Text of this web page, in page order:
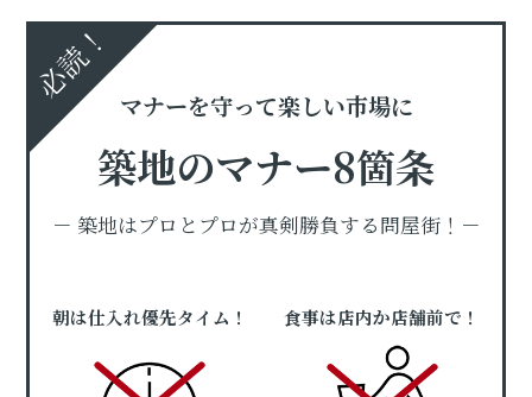
必読！
マナーを守って楽しい市場に
築地のマナー8箇条
－ 築地はプロとプロが真剣勝負する問屋街！－
朝は仕入れ優先タイム！ 食事は店内か店舗前で！